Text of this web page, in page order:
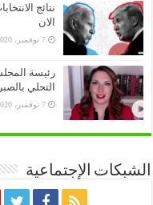
الان
7 نوفمبر، 2020
رئيسة
التحلي
7 نوفمبر، 2020
الشبكات الإجتماعية